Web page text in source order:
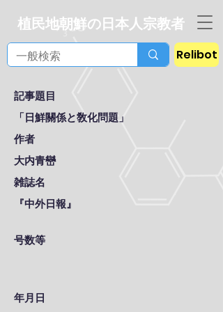
植民地朝鮮の日本人宗教者
Relibot
記事題目
「日鮮關係と敎化問題」
作者
大内青巒
雑誌名
『中外日報』
号数等
年月日